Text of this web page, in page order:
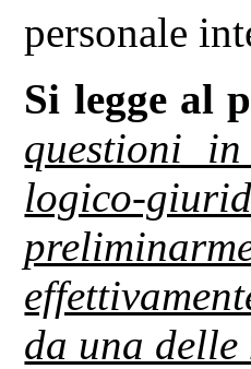
personale
Si legge al
questioni
logico-
da una